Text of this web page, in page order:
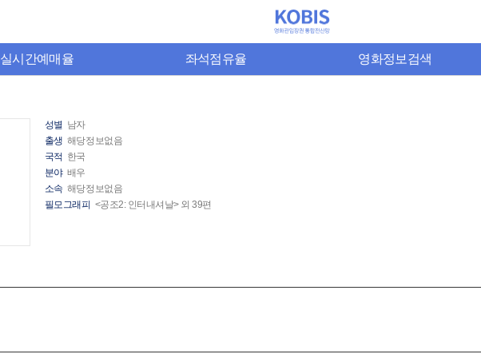
실시간예매율 좌석점유율 영화정보검색
성별 남자
출생 해당정보없음
국적 한국
분야 배우
소속 해당정보없음
필모그래피 <공조2: 인터내셔날> 외 39편